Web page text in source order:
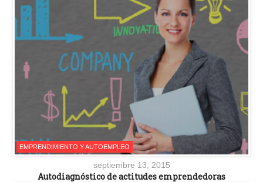
EMPRENDIMIENTO Y AUTOEMPLEO
septiembre 13, 2015
Autodiagnóstico de actitudes emprendedoras